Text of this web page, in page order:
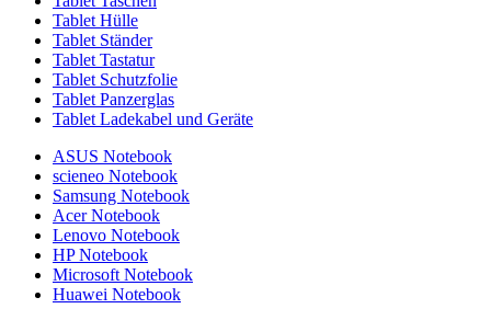
Tablet Hülle
Tablet Ständer
Tablet Tastatur
Tablet Schutzfolie
Tablet Panzerglas
Tablet Ladekabel und Geräte
ASUS Notebook
scieneo Notebook
Samsung Notebook
Acer Notebook
Lenovo Notebook
HP Notebook
Microsoft Notebook
Huawei Notebook